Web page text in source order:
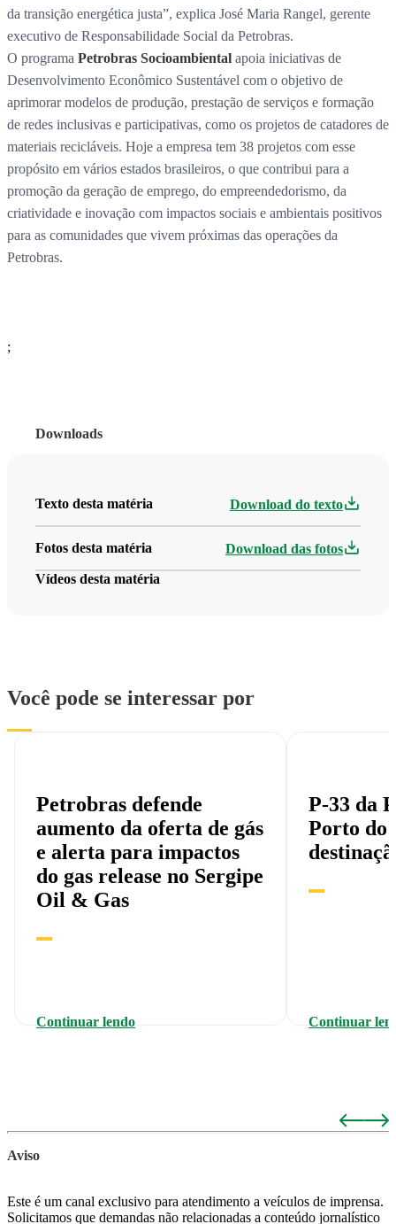
da transição energética justa”, explica José Maria Rangel, gerente
executivo de Responsabilidade Social da Petrobras.
O programa Petrobras Socioambiental apoia iniciativas de
Desenvolvimento Econômico Sustentável com o objetivo de
aprimorar modelos de produção, prestação de serviços e formação
de redes inclusivas e participativas, como os projetos de catadores de
materiais recicláveis. Hoje a empresa tem 38 projetos com esse
propósito em vários estados brasileiros, o que contribui para a
promoção da geração de emprego, do empreendedorismo, da
criatividade e inovação com impactos sociais e ambientais positivos
para as comunidades que vivem próximas das operações da
Petrobras.
;
Downloads
Texto desta matéria Download do texto
Fotos desta matéria Download das fotos
Vídeos desta matéria
Você pode se interessar por
Petrobras defende
aumento da oferta de gás
e alerta para impactos
do gas release no Sergipe
Oil & Gas
Continuar lendo
P-33 da
Porto do
Continuar
Aviso
Este é um canal exclusivo para atendimento a veículos de imprensa.
Solicitamos que demandas não relacionadas a conteúdo jornalístico